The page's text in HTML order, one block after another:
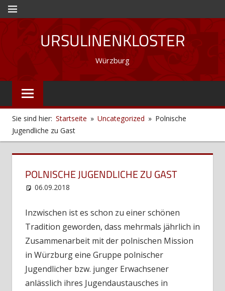
Zum
Inhalt
MENÜ
URSULINENKLOSTER
Würzburg
Sie sind hier: Startseite Uncategorized
Polnische
Jugendliche zu Gast
POLNISCHE JUGENDLICHE ZU GAST
06.09.2018
Inzwischen ist es schon zu einer schönen
Tradition geworden, dass mehrmals jährlich in
Zusammenarbeit mit der polnischen Mission
in Würzburg eine Gruppe polnischer
Jugendlicher bzw. junger Erwachsener
anlässlich ihres Jugendaustausches in